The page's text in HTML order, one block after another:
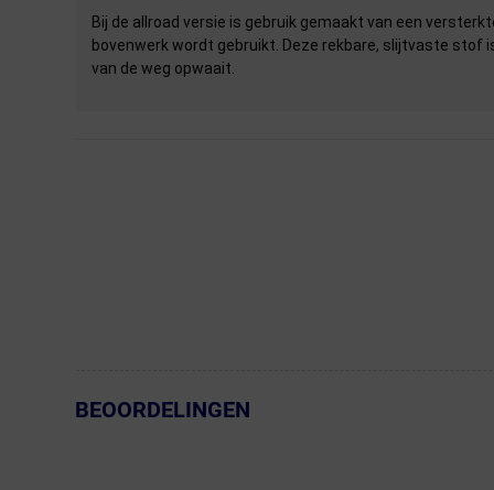
Bij de allroad versie is gebruik gemaakt van een
bovenwerk wordt gebruikt. Deze rekbare, slijtvaste stof
van de weg opwaait.
← Terug naar productnavigatie
BEOORDELINGEN